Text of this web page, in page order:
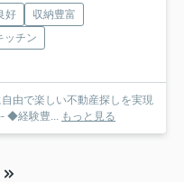
好
収納豊富
ッチン
由で楽しい不動産探しを実現
◆経験豊... もっと見る